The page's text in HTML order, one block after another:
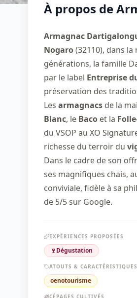
À propos de
Armagnac
Nogaro(32110), dans
générations, la famille
par le label Entreprise
préservation des
Les armagnacs de la
Blanc, le Baco et la
du VSOP au XO
richesse du terroir du
Dans le cadre de son
ses magnifiques chais,
conviviale, fidèle à sa
de 5/5 sur Google.
EXPÉRIENCES PROPOSÉES
🍷Dégustation
ATOUTS & CARACTÉRISTIQUES
oenotourisme
CÉPAGES CULTIVÉS